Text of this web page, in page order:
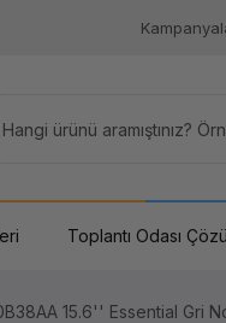
Toplantı Odası
15.6'' Essential Gri